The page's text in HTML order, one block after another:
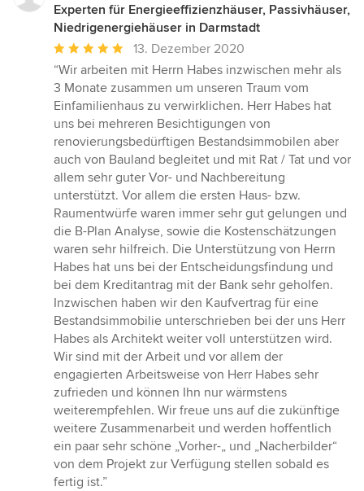
Experten für Energieeffizienzhäuser, Passivhäuser,
Niedrigenergiehäuser in Darmstadt
Durchschnittliche
Bewertung:
5
von
5
Sternen
13. Dezember 2020
“Wir arbeiten mit Herrn Habes inzwischen mehr als
3 Monate zusammen um unseren Traum vom
Einfamilienhaus zu verwirklichen. Herr Habes hat
uns bei mehreren Besichtigungen von
renovierungsbedürftigen Bestandsimmobilen aber
auch von Bauland begleitet und mit Rat / Tat und vor
allem sehr guter Vor- und Nachbereitung
unterstützt. Vor allem die ersten Haus- bzw.
Raumentwürfe waren immer sehr gut gelungen und
die B-Plan Analyse, sowie die Kostenschätzungen
waren sehr hilfreich. Die Unterstützung von Herrn
Habes hat uns bei der Entscheidungsfindung und
bei dem Kreditantrag mit der Bank sehr geholfen.
Inzwischen haben wir den Kaufvertrag für eine
Bestandsimmobilie unterschrieben bei der uns Herr
Habes als Architekt weiter voll unterstützen wird.
Wir sind mit der Arbeit und vor allem der
engagierten Arbeitsweise von Herr Habes sehr
zufrieden und können Ihn nur wärmstens
weiterempfehlen. Wir freue uns auf die zukünftige
weitere Zusammenarbeit und werden hoffentlich
ein paar sehr schöne „Vorher-„ und „Nacherbilder“
von dem Projekt zur Verfügung stellen sobald es
fertig ist.”